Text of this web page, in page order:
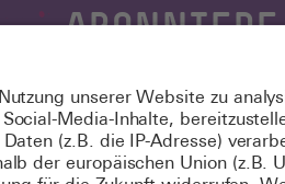
Jetzt registrieren